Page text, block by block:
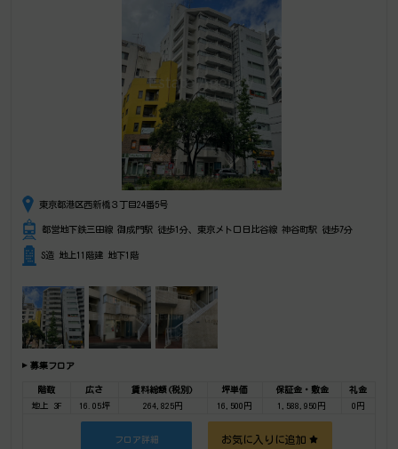
東京都港区西新橋３丁目24番5号
都営地下鉄三田線 御成門駅 徒歩1分、東京メトロ日比谷線 神谷町駅 徒歩7分
S造 地上11階建 地下1階
募集フロア
階数 広さ 賃料総額(税別) 坪単価 保証金・敷金
礼金
地上 3F
16.05坪 264,825円 16,500円 1,588,950円 0円
フロア詳細 お気に入りに追加